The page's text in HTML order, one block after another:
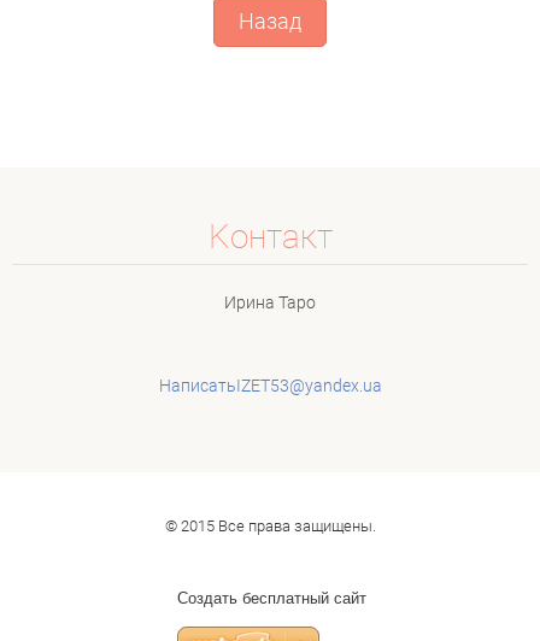
Назад
Koнтакт
Ирина Таро
НаписатьIZET53@yandex.ua
© 2015 Все права защищены.
Создать бесплатный сайт